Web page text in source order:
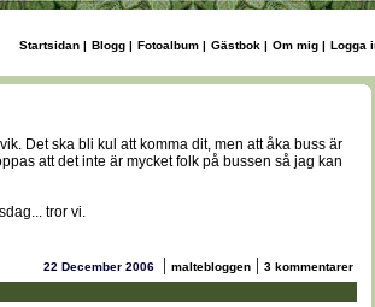
Startsidan | Blogg | Fotoalbum | Gästbok | Om mig | Logga
Det ska bli kul att komma dit, men att åka buss är
att det inte är mycket folk på bussen så jag kan
tror vi.
22 December 2006 | maltebloggen | 3 kommentarer